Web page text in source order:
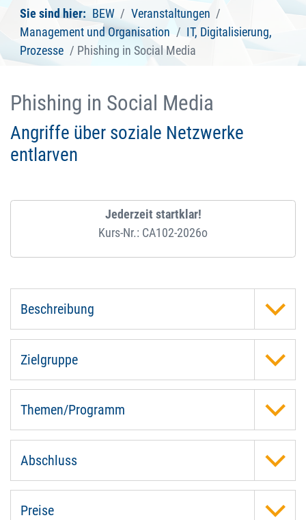
Sie sind hier: BEW
Veranstaltungen
Management und Organisation
IT, Digitalisierung,
Prozesse
Phishing in Social Media
Phishing in Social Media
Angriffe über soziale Netzwerke
entlarven
Jederzeit startklar!
Kurs-Nr.: CA102-2026o
Beschreibung
Zielgruppe
Themen/Programm
Abschluss
Preise